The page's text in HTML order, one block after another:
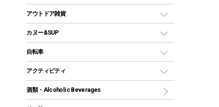
ビーチやアウトドア、子供の水遊
パラソル
テントアクセサリー
ペグ
ポール
グランドシート
ツール
ソロキャンプ用グリル
鉄板、アミ
焚き火台&ストーブ
火起こし
バーベキューツール
クッカーセット
シェラカップ
クッキングツール
ナイフ
コップ付きタイプ
ワンタッチタイプ
プラスチックボトル
ディズニーボトル
クーラーバッグ
ウォータージャグ
保冷剤
アウトドアキャリー
アウトドア雑貨
バックパック&バッグ
リュック、バックパック
トートバッグ、サコッシュ
ショッピングキャリー
カヌー&SUP
インフレータブル
カヤック
自転車
折りたたみ自転車
スポーツサイクル
シティサイクル
アクティビティ
マリン
酒類・Alcoholic Beverages